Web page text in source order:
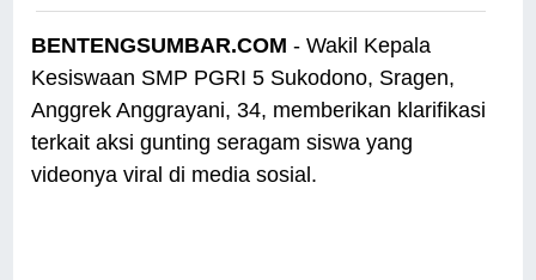
BENTENGSUMBAR.COM - Wakil Kepala
Kesiswaan SMP PGRI 5 Sukodono, Sragen,
Anggrek Anggrayani, 34, memberikan klarifikasi
terkait aksi gunting seragam siswa yang
videonya viral di media sosial.